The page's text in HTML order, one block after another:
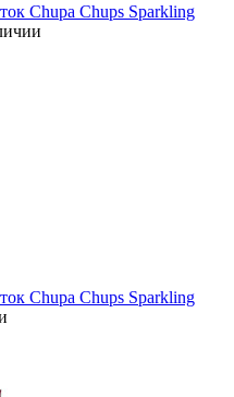
Chupa Chups Sparkling
Chupa Chups Sparkling